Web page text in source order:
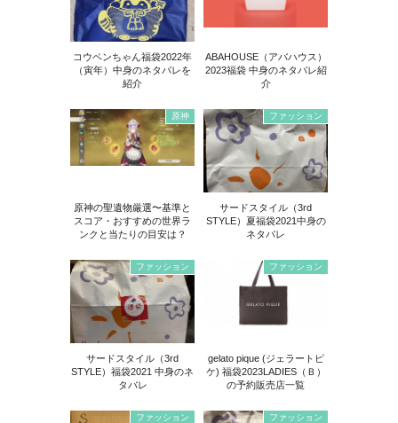
コウペンちゃん福袋2022年
（寅年）中身のネタバレを
紹介
ABAHOUSE（アバハウス）
2023福袋 中身のネタバレ紹
介
原神
原神の聖遺物厳選〜基準と
スコア・おすすめの世界ラ
ンクと当たりの目安は？
ファッション
サードスタイル（3rd
STYLE）夏福袋2021中身の
ネタバレ
ファッション
サードスタイル（3rd
STYLE）福袋2021 中身のネ
タバレ
ファッション
gelato pique (ジェラートピ
ケ) 福袋2023LADIES（Ｂ）
の予約販売店一覧
ファッション ファッション